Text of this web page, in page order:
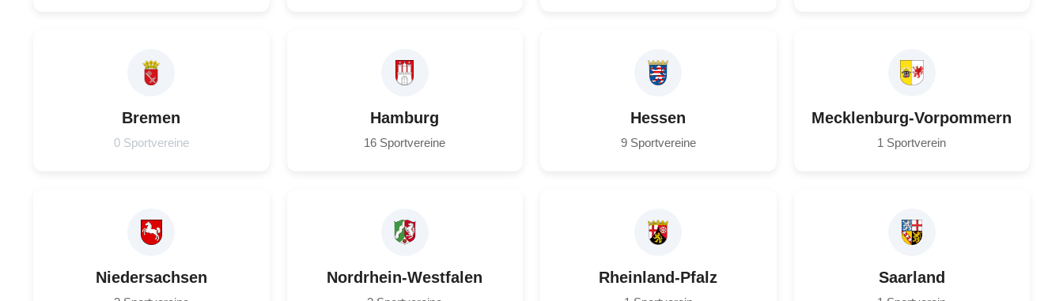
Bremen
0 Sportvereine
Hamburg
16 Sportvereine
Hessen
9 Sportvereine
Mecklenburg-Vorpommern
1 Sportverein
Niedersachsen Nordrhein-Westfalen Rheinland-Pfalz Saarland